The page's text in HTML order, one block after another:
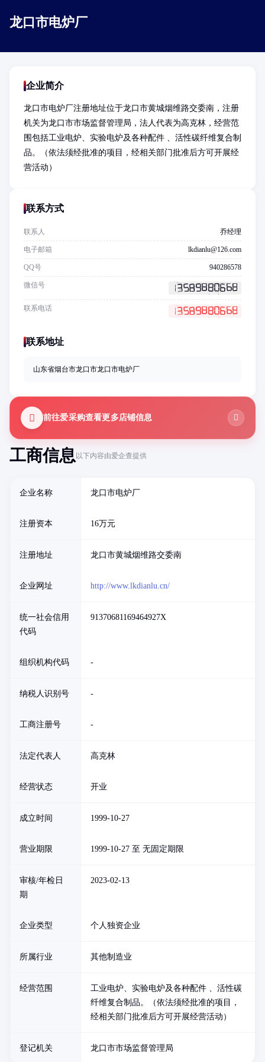
龙口市电炉厂
工商信息以下内容由爱企查提供
企业名称 龙口市电炉厂
注册资本 16万元
注册地址 龙口市黄城烟维路交委南
企业网址 http://www.lkdianlu.cn/
统一社会信用
代码
91370681169464927X
组织机构代码 -
纳税人识别号 -
工商注册号 -
法定代表人 高克林
经营状态 开业
成立时间 1999-10-27
营业期限 1999-10-27 至 无固定期限
审核/年检日
期
2023-02-13
企业类型 个人独资企业
所属行业 其他制造业
经营范围
工业电炉、实验电炉及各种配件 、活性碳
纤维复合制品。（依法须经批准的项目，
经相关部门批准后方可开展经营活动）
登记机关 龙口市市场监督管理局
企业简介
龙口市电炉厂注册地址位于龙口市黄城烟维路交委南，注册
机关为龙口市市场监督管理局，法人代表为高克林，经营范
围包括工业电炉、实验电炉及各种配件 、活性碳纤维复合制
品。（依法须经批准的项目，经相关部门批准后方可开展经
营活动）
联系方式
联系人 乔经理
电子邮箱 lkdianlu@126.com
QQ号 940286578
微信号
联系电话
联系地址
山东省烟台市龙口市龙口市电炉厂
前往爱采购查看更多店铺信息